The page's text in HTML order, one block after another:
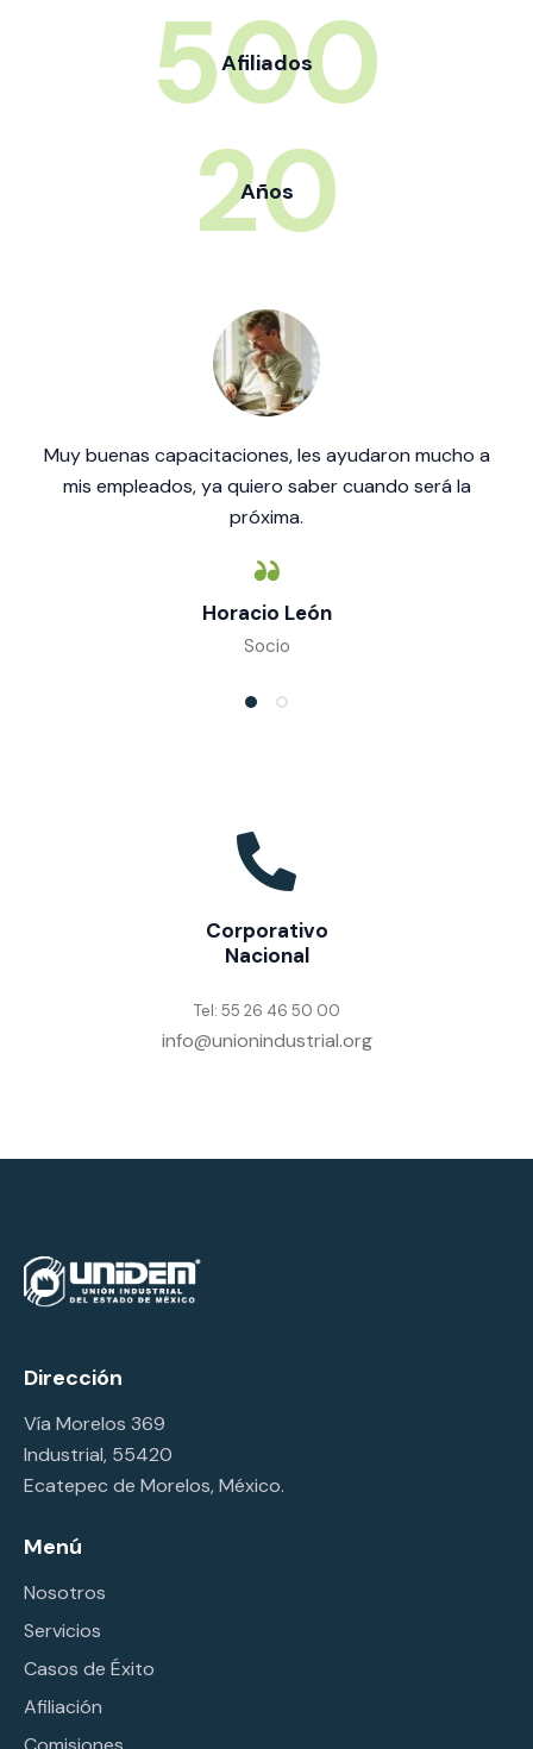
500
Afiliados
20
Años
Muy buenas capacitaciones, les ayudaron mucho a
mis empleados, ya quiero saber cuando será la
próxima.
Horacio León
Socio
Corporativo
Nacional
Tel: 55 26 46 50 00
info@unionindustrial.org
Dirección
Vía Morelos 369
Industrial, 55420
Ecatepec de Morelos, México.
Menú
Nosotros
Servicios
Casos de Éxito
Afiliación